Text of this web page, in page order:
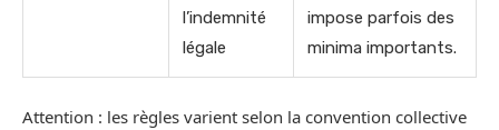
l’indemnité
légale
impose parfois des
minima importants.
Attention : les règles varient selon la convention collective